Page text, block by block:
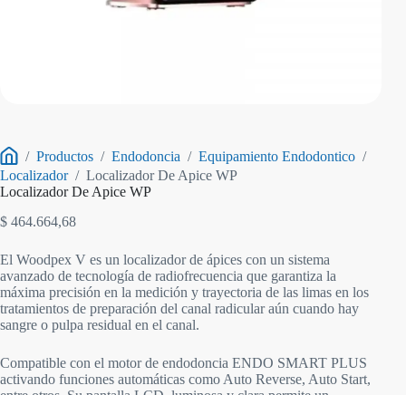
Inicio
/ Productos / Endodoncia / Equipamiento Endodontico /
Localizador / Localizador De Apice WP
Localizador De Apice WP
$ 464.664,68
El Woodpex V es un localizador de ápices con un sistema
avanzado de tecnología de radiofrecuencia que garantiza la
máxima precisión en la medición y trayectoria de las limas en los
tratamientos de preparación del canal radicular aún cuando hay
sangre o pulpa residual en el canal.
Compatible con el motor de endodoncia ENDO SMART PLUS
activando funciones automáticas como Auto Reverse, Auto Start,